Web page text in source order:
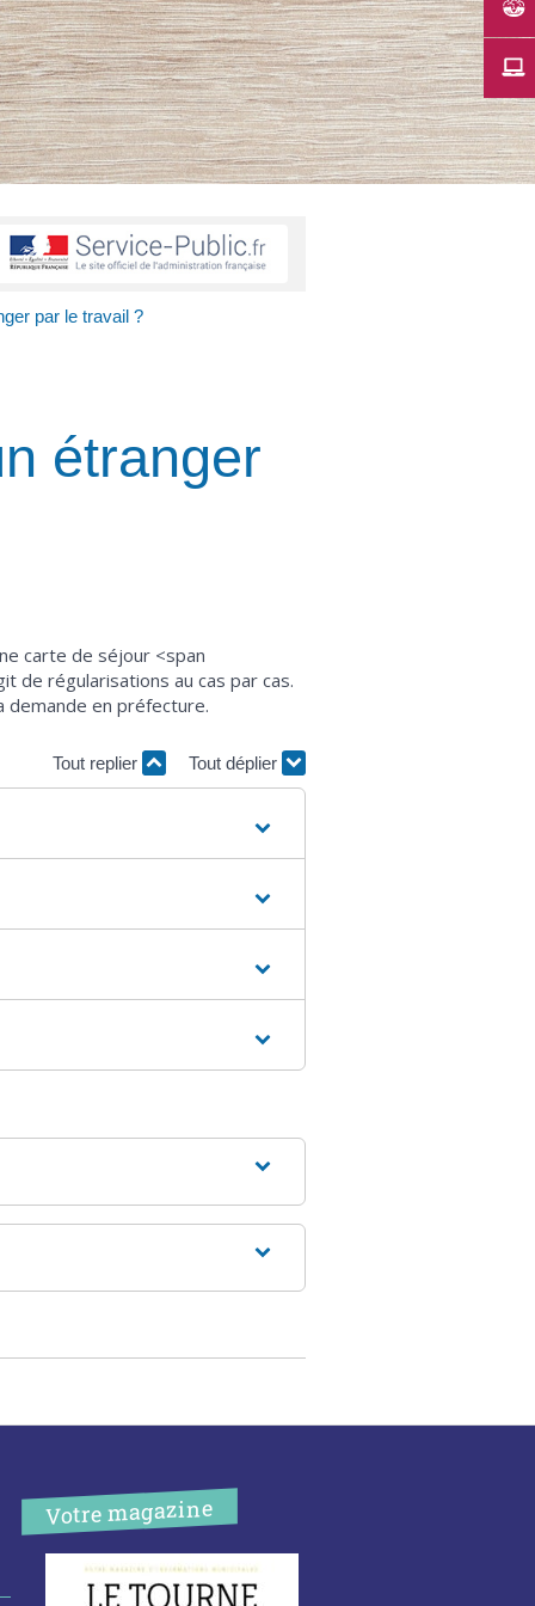
par le travail ?
étranger
carte de séjour <span
de régularisations au cas par cas.
demande en préfecture.
Tout replier Tout déplier
Votre magazine